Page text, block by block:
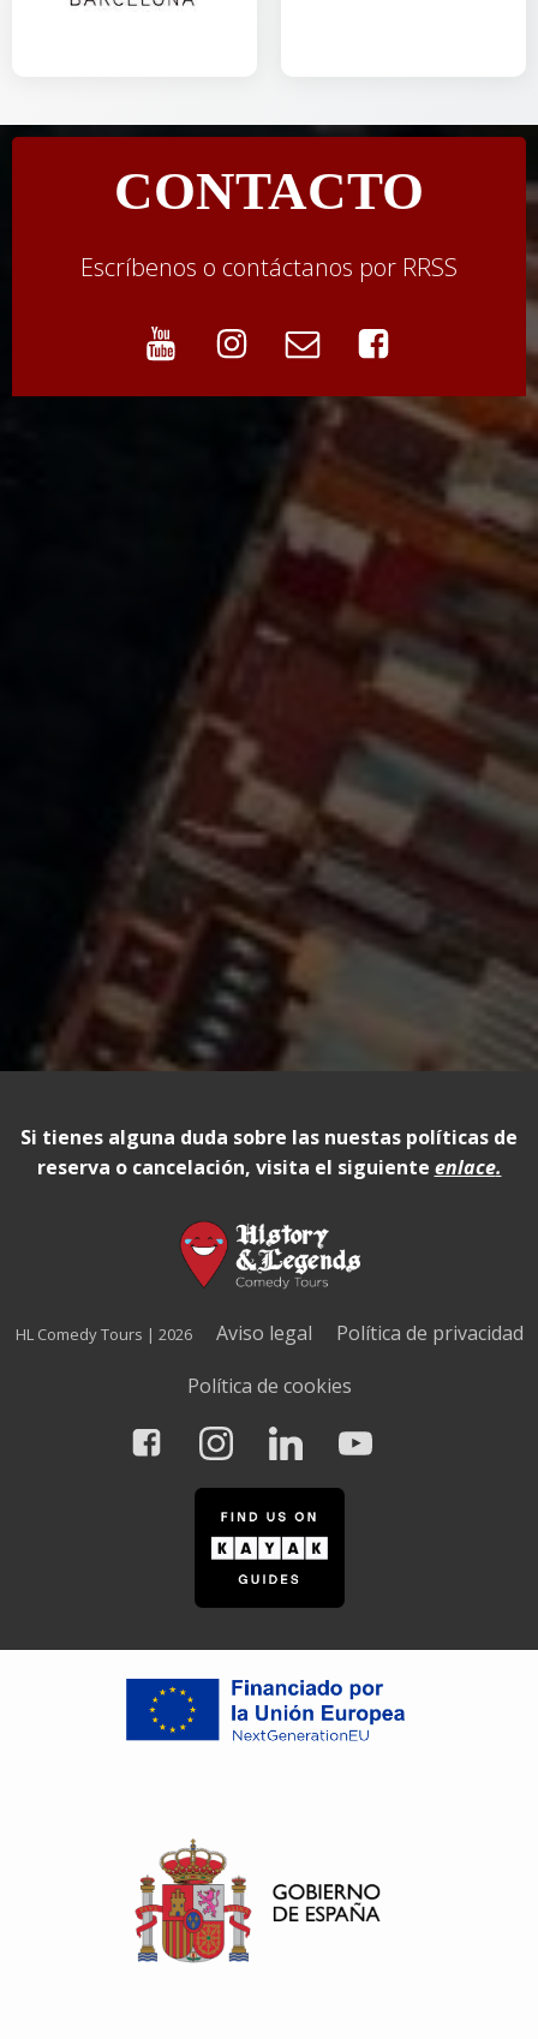
CONTACTO
Escríbenos o contáctanos por RRSS
Si tienes alguna duda sobre las nuestas políticas de
reserva o cancelación, visita el siguiente enlace.
HL Comedy Tours | 2026 Aviso legal
Política de privacidad
Política de cookies